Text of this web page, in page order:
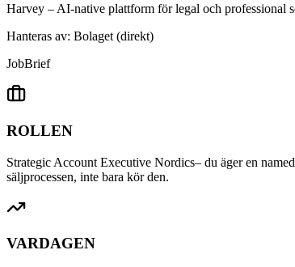
Harvey – AI-native plattform för legal och professional
Hanteras av: Bolaget (direkt)
JobBrief
ROLLEN
Strategic Account Executive Nordics– du äger en
säljprocessen, inte bara kör den.
VARDAGEN